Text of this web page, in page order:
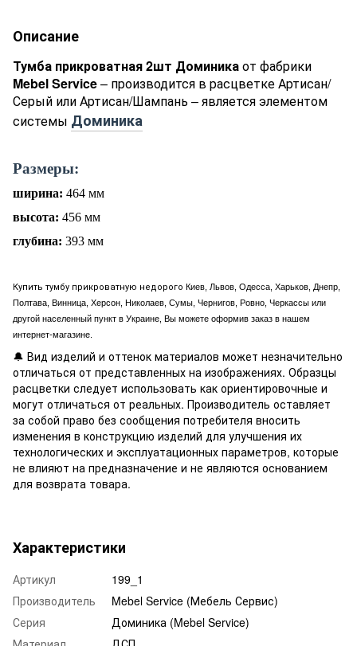
Описание
Тумба прикроватная 2шт Доминикаот фабрики
Mebel Service– производится в расцветке Артисан/
Серый или Артисан/Шампань – является элементом
системы Доминика
Размеры:
ширина: 464 мм
высота: 456 мм
глубина: 393 мм
Купить тумбу прикроватную недорого Киев, Львов, Одесса, Харьков, Днепр,
Полтава, Винница, Херсон, Николаев, Сумы, Чернигов, Ровно, Черкассы или
другой населенный пункт в Украине, Вы можете оформив заказ в нашем
интернет-магазине.
🔔 Вид изделий и оттенок материалов может незначительно
отличаться от представленных на изображениях. Образцы
расцветки следует использовать как ориентировочные и
могут отличаться от реальных. Производитель оставляет
за собой право без сообщения потребителя вносить
изменения в конструкцию изделий для улучшения их
технологических и эксплуатационных параметров, которые
не влияют на предназначение и не являются основанием
для возврата товара.
Характеристики
Артикул
199_1
Производитель
Mebel Service (Мебель Сервис)
Серия
Доминика (Mebel Service)